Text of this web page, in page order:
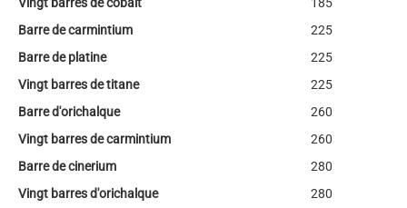
Barre de carmintium
225
Barre de platine
225
Vingt barres de titane
225
Barre d'orichalque
260
Vingt barres de carmintium
260
Barre de cinerium
280
Vingt barres d'orichalque
280